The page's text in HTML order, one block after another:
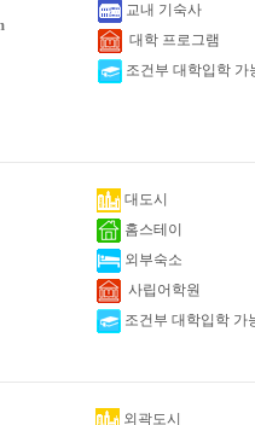
교내 기숙사
대학 프로그램
조건부 대학입학 가
대도시
홈스테이
외부숙소
사립어학원
조건부 대학입학 가
외곽도시